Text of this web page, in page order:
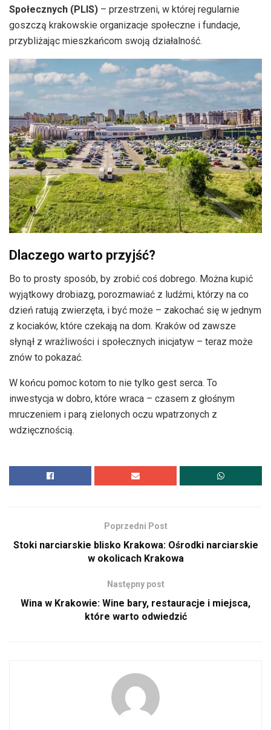
Społecznych (PLIS) – przestrzeni, w której regularnie
goszczą krakowskie organizacje społeczne i fundacje,
przybliżając mieszkańcom swoją działalność.
Dlaczego warto przyjść?
Bo to prosty sposób, by zrobić coś dobrego. Można kupić
wyjątkowy drobiazg, porozmawiać z ludźmi, którzy na co
dzień ratują zwierzęta, i być może – zakochać się w jednym
z kociaków, które czekają na dom. Kraków od zawsze
słynął z wrażliwości i społecznych inicjatyw – teraz może
znów to pokazać.
W końcu pomoc kotom to nie tylko gest serca. To
inwestycja w dobro, które wraca – czasem z głośnym
mruczeniem i parą zielonych oczu wpatrzonych z
wdzięcznością.
Poprzedni Post
Stoki narciarskie blisko Krakowa: Ośrodki narciarskie
w okolicach Krakowa
Następny post
Wina w Krakowie: Wine bary, restauracje i miejsca,
które warto odwiedzić